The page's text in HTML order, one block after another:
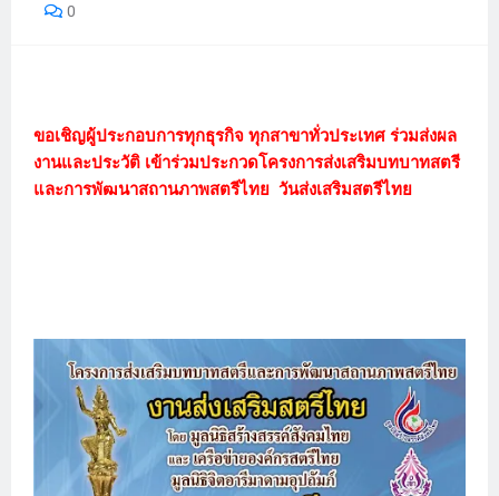
0
ขอเชิญผู้ประกอบการทุกธุรกิจ ทุกสาขาทั่วประเทศ ร่วมส่งผล
งานและประวัติ เข้าร่วมประกวดโครงการส่งเสริมบทบาทสตรี
และการพัฒนาสถานภาพสตรีไทย วันส่งเสริมสตรีไทย